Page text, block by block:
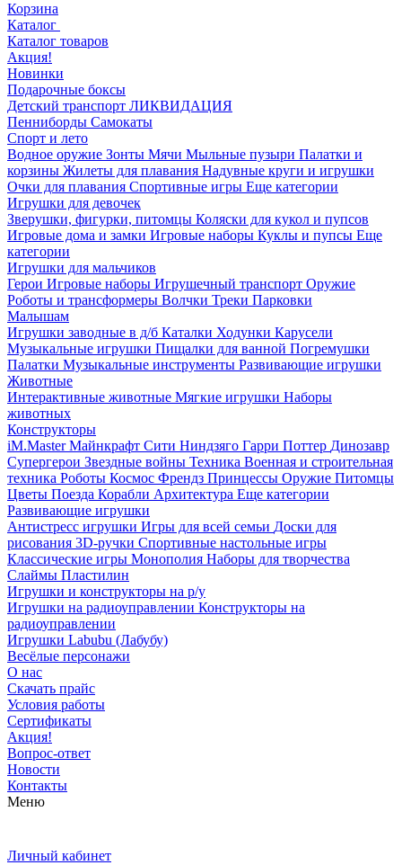
Корзина
Каталог
Каталог товаров
Акция!
Новинки
Подарочные боксы
Детский транспорт ЛИКВИДАЦИЯ
Пенниборды Самокаты
Спорт и лето
Водное оружие Зонты Мячи Мыльные пузыри Палатки и
корзины Жилеты для плавания Надувные круги и игрушки
Очки для плавания Спортивные игры Еще категории
Игрушки для девочек
Зверушки, фигурки, питомцы Коляски для кукол и пупсов
Игровые дома и замки Игровые наборы Куклы и пупсы Еще
категории
Игрушки для мальчиков
Герои Игровые наборы Игрушечный транспорт Оружие
Роботы и трансформеры Волчки Треки Парковки
Малышам
Игрушки заводные в д/б Каталки Ходунки Карусели
Музыкальные игрушки Пищалки для ванной Погремушки
Палатки Музыкальные инструменты Развивающие игрушки
Животные
Интерактивные животные Мягкие игрушки Наборы
животных
Конструкторы
iM.Master Майнкрафт Сити Ниндзяго Гарри Поттер Динозавр
Супергерои Звездные войны Техника Военная и строительная
техника Роботы Космос Френдз Принцессы Оружие Питомцы
Цветы Поезда Корабли Архитектура Еще категории
Развивающие игрушки
Антистресс игрушки Игры для всей семьи Доски для
рисования 3D-ручки Спортивные настольные игры
Классические игры Монополия Наборы для творчества
Слаймы Пластилин
Игрушки и конструкторы на р/у
Игрушки на радиоуправлении Конструкторы на
радиоуправлении
Игрушки Labubu (Лабубу)
Весёлые персонажи
О нас
Скачать прайс
Условия работы
Сертификаты
Акция!
Вопрос-ответ
Новости
Контакты
Меню
Личный кабинет